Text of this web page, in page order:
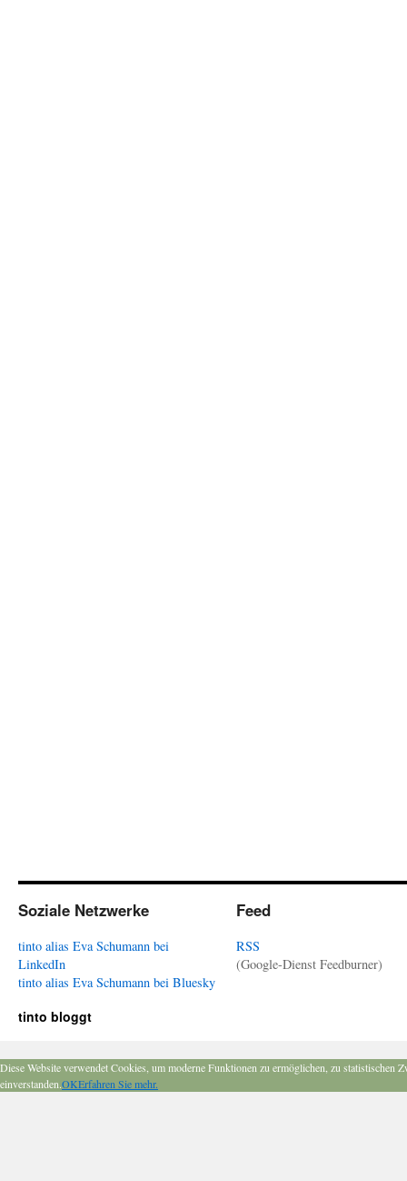
Soziale Netzwerke
tinto alias Eva Schumann bei
LinkedIn
tinto alias Eva Schumann bei Bluesky
Feed
RSS
(Google-Dienst Feedburner)
tinto bloggt
Diese Website verwendet Cookies, um moderne Funktionen zu ermöglichen, zu
einverstanden.OKErfahren Sie mehr.